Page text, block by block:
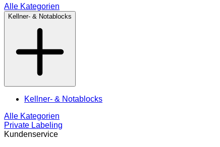
Alle Kategorien
Kellner- & Notablocks
Kellner- & Notablocks
Alle Kategorien
Private Labeling
Kundenservice